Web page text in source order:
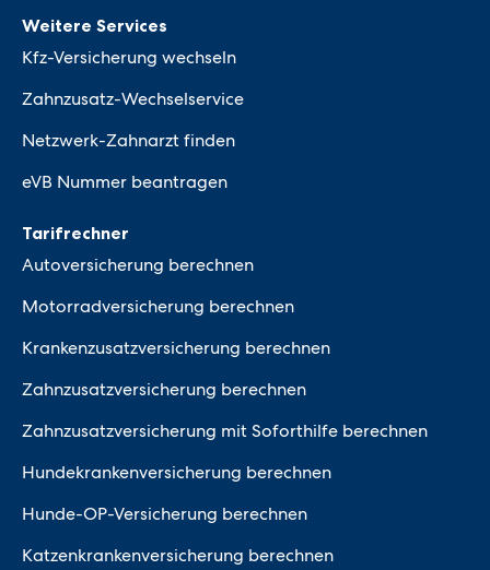
Weitere Services
Kfz-Versicherung wechseln
Zahnzusatz-Wechselservice
Netzwerk-Zahnarzt finden
eVB Nummer beantragen
Tarifrechner
Autoversicherung berechnen
Motorradversicherung berechnen
Krankenzusatzversicherung berechnen
Zahnzusatzversicherung berechnen
Zahnzusatzversicherung mit Soforthilfe berechnen
Hundekrankenversicherung berechnen
Hunde-OP-Versicherung berechnen
Katzenkrankenversicherung berechnen